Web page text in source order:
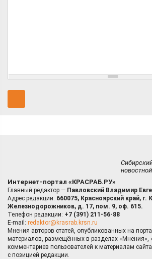
Интернет-портал «КРАСРАБ.РУ»
Главный редактор — Павловский Владимир
Адрес редакции: 660075, Красноярский край, г.
Железнодорожников, д. 17, пом. 9, оф. 615.
Телефон редакции: +7 (391) 211-56-88
E-mail: redaktor@krasrab.krsn.ru
Мнения авторов статей, опубликованных на
материалов, размещённых в разделах «Мнения»,
комментариев пользователей к материалам
с позицией редакции.